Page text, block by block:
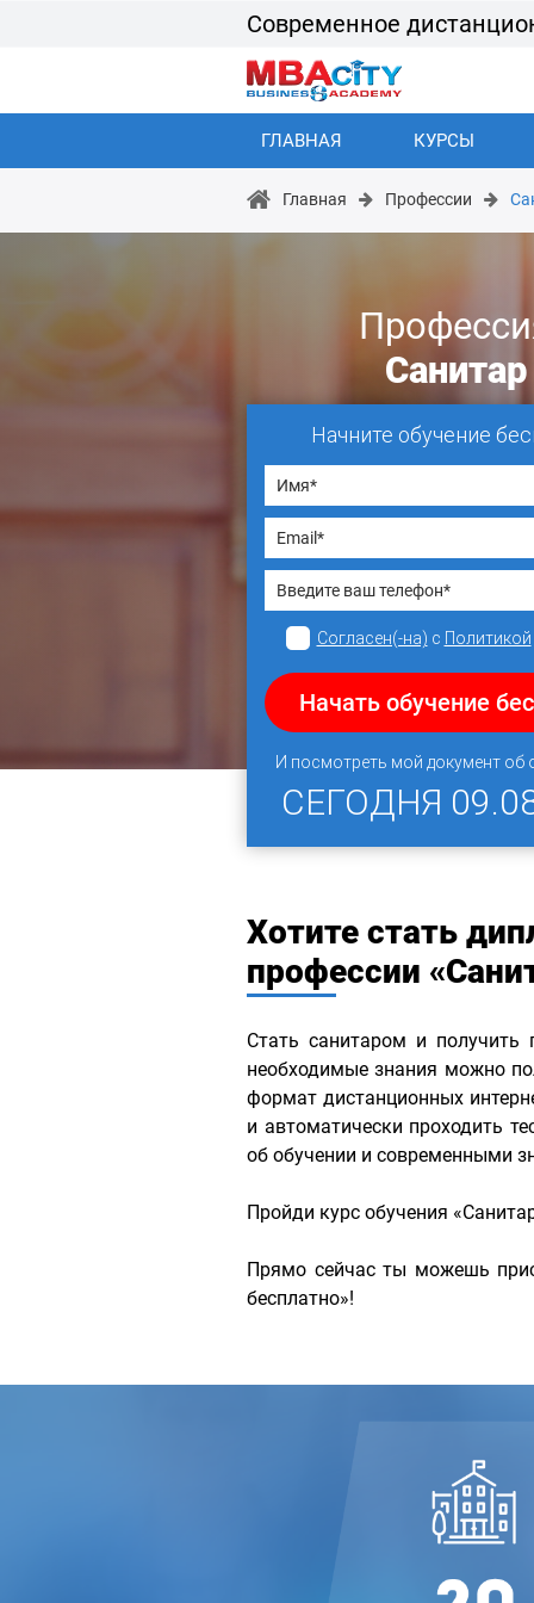
Современное
ГЛАВНАЯ КУРСЫ
Главная Профессии
Санитар
Начните обучение
Согласен(-на) с Политикой
Начать обучение
И посмотреть мой документ об
СЕГОДНЯ
Хотите стать
профессии
Стать санитаром и
необходимые знания можно
формат дистанционных
и автоматически проходить
об обучении и современными
Пройди курс обучения
Прямо сейчас ты можешь
бесплатно»!